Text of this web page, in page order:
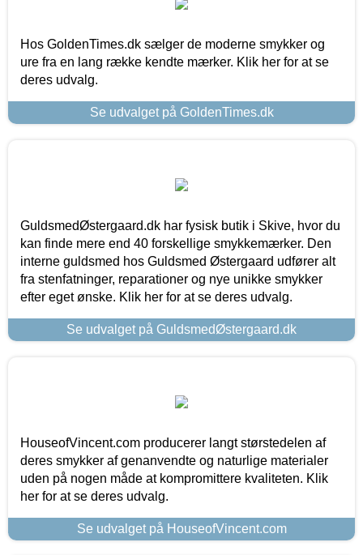
Hos GoldenTimes.dk sælger de moderne smykker og
ure fra en lang række kendte mærker. Klik her for at se
deres udvalg.
Se udvalget på GoldenTimes.dk
GuldsmedØstergaard.dk har fysisk butik i Skive, hvor du
kan finde mere end 40 forskellige smykkemærker. Den
interne guldsmed hos Guldsmed Østergaard udfører alt
fra stenfatninger, reparationer og nye unikke smykker
efter eget ønske. Klik her for at se deres udvalg.
Se udvalget på GuldsmedØstergaard.dk
HouseofVincent.com producerer langt størstedelen af
deres smykker af genanvendte og naturlige materialer
uden på nogen måde at kompromittere kvaliteten. Klik
her for at se deres udvalg.
Se udvalget på HouseofVincent.com